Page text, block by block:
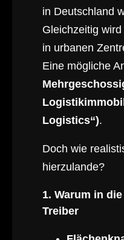
in Deutschland
Gleichzeitig
in urbanen
Eine mögliche
Logistics“).
Doch wie
hierzulande?
1. Warum in
Treiber